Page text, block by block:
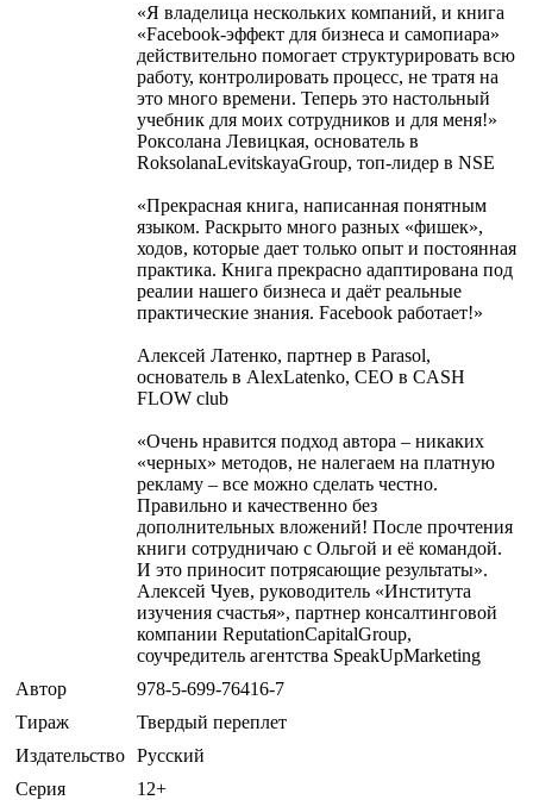
«Я владелица нескольких компаний, и книга
«Facebook-эффект для бизнеса и самопиара»
действительно помогает структурировать всю
работу, контролировать процесс, не тратя на
это много времени. Теперь это настольный
учебник для моих сотрудников и для меня!»
Роксолана Левицкая, основатель в
RoksolanaLevitskayaGroup, топ-лидер в NSE
«Прекрасная книга, написанная понятным
языком. Раскрыто много разных «фишек»,
ходов, которые дает только опыт и постоянная
практика. Книга прекрасно адаптирована под
реалии нашего бизнеса и даёт реальные
практические знания. Facebook работает!»
Алексей Латенко, партнер в Parasol,
основатель в AlexLatenko, CEO в CASH
FLOW club
«Очень нравится подход автора – никаких
«черных» методов, не налегаем на платную
рекламу – все можно сделать честно.
Правильно и качественно без
дополнительных вложений! После прочтения
книги сотрудничаю с Ольгой и её командой.
И это приносит потрясающие результаты».
Алексей Чуев, руководитель «Института
изучения счастья», партнер консалтинговой
компании ReputationCapitalGroup,
соучредитель агентства SpeakUpMarketing
Автор
978-5-699-76416-7
Тираж
Твердый переплет
Издательство Русский
Серия
12+